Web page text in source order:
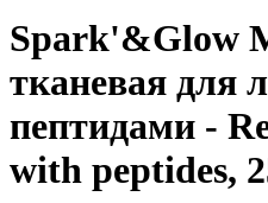
Spark'&Glow
тканевая для
пептидами -
with peptides,